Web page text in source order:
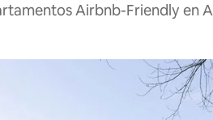
Airbnb-Friendly en